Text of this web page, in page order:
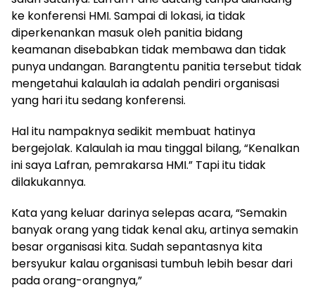
ke konferensi HMI. Sampai di lokasi, ia tidak
diperkenankan masuk oleh panitia bidang
keamanan disebabkan tidak membawa dan tidak
punya undangan. Barangtentu panitia tersebut tidak
mengetahui kalaulah ia adalah pendiri organisasi
yang hari itu sedang konferensi.
Hal itu nampaknya sedikit membuat hatinya
bergejolak. Kalaulah ia mau tinggal bilang, “Kenalkan
ini saya Lafran, pemrakarsa HMI.” Tapi itu tidak
dilakukannya.
Kata yang keluar darinya selepas acara, “Semakin
banyak orang yang tidak kenal aku, artinya semakin
besar organisasi kita. Sudah sepantasnya kita
bersyukur kalau organisasi tumbuh lebih besar dari
pada orang-orangnya,”